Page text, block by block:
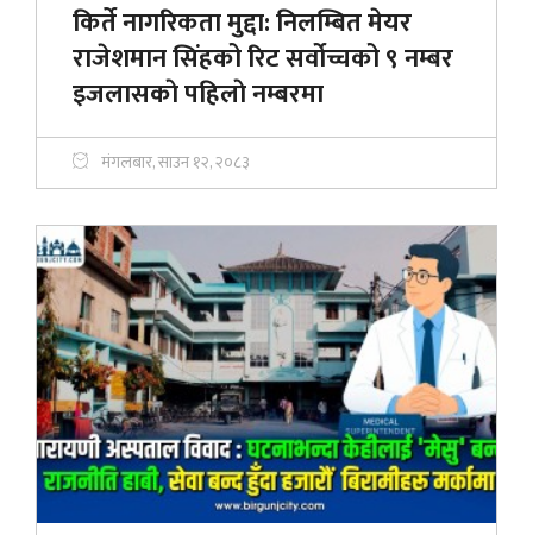
किर्ते नागरिकता मुद्दा: निलम्बित मेयर
राजेशमान सिंहको रिट सर्वोच्चको ९ नम्बर
इजलासकाे पहिलाे नम्बरमा
मंगलबार, साउन १२, २०८३